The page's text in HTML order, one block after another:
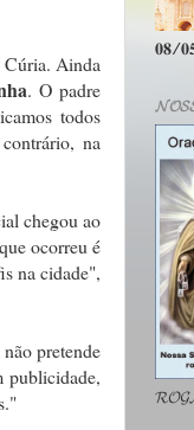
Cúria. Ainda
. O padre
todos
na
chegou ao
ocorreu é
na cidade",
pretende
publicidade,
𝟎𝟖/